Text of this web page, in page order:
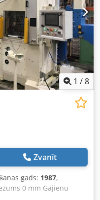
– 2 velkošās zobainās
2100 mm Cjdpfxewu U
2600 mm – iekārtas
cm – svars: ~3800 kg
1 /8
Zvanīt
gads: 1987,
0 mm Gājienu